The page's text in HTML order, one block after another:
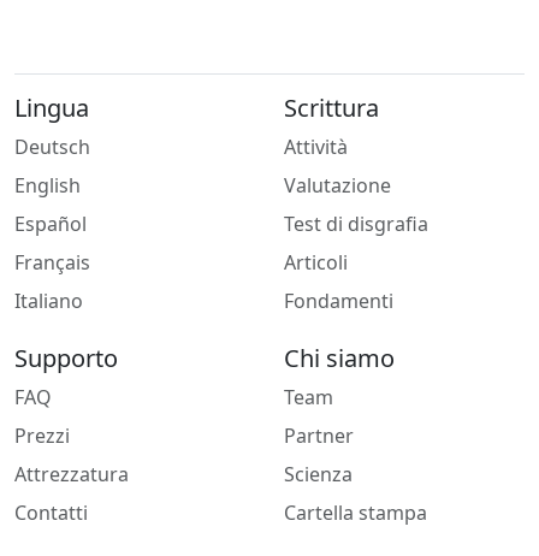
Lingua
Deutsch
English
Español
Français
Italiano
Scrittura
Attività
Valutazione
Test di disgrafia
Articoli
Fondamenti
Supporto
FAQ
Prezzi
Attrezzatura
Contatti
Chi siamo
Team
Partner
Scienza
Cartella stampa